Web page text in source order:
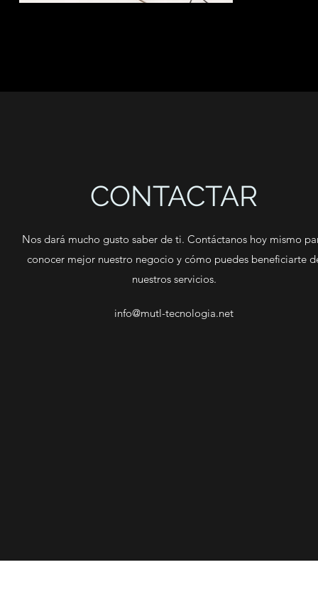
CONTACTAR
Nos dará mucho gusto saber de ti. Contáctanos hoy mismo
conocer mejor nuestro negocio y cómo puedes beneficiarte
nuestros servicios.
info@mutl-tecnologia.net